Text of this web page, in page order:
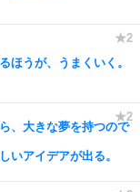
ほうが、うまくいく。
、大きな夢を持つので
いアイデアが出る。